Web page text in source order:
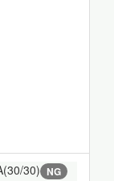
30) NG